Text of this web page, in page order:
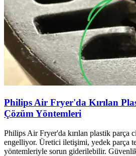
Philips Air Fryer'da Kırılan
Çözüm Yöntemleri
Philips Air Fryer'da kırılan plastik parça
engelliyor. Üretici iletişimi, yedek parça
yöntemleriyle sorun giderilebilir.